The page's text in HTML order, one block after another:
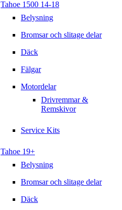
Tahoe 1500 14-18
Belysning
Bromsar och slitage delar
Däck
Fälgar
Motordelar
Drivremmar &
Remskivor
Service Kits
Tahoe 19+
Belysning
Bromsar och slitage delar
Däck